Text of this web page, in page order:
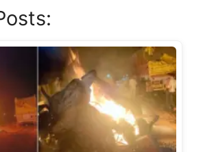
y
Li
n
k
e